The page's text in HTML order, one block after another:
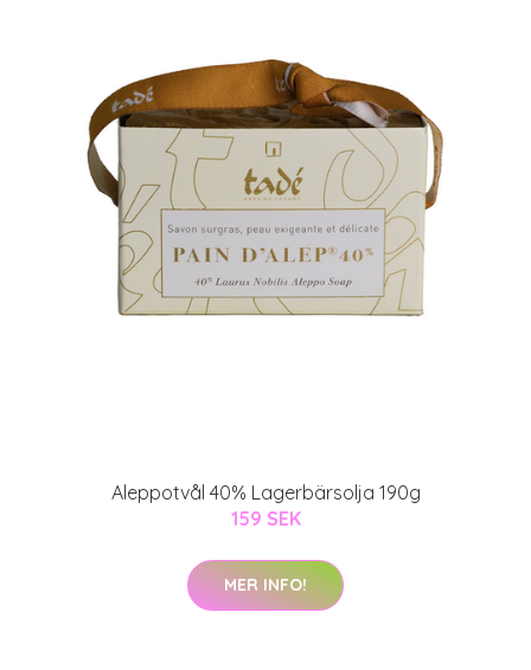
Aleppotvål 40% Lagerbärsolja 190g
159 SEK
MER INFO!